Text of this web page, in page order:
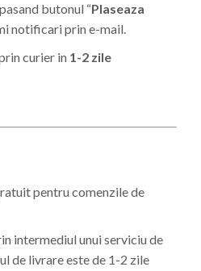
butonul “Plaseaza
notificari prin e-mail.
curier in 1-2 zile
pentru comenzile de
intermediul unui serviciu de
de livrare este de 1-2 zile